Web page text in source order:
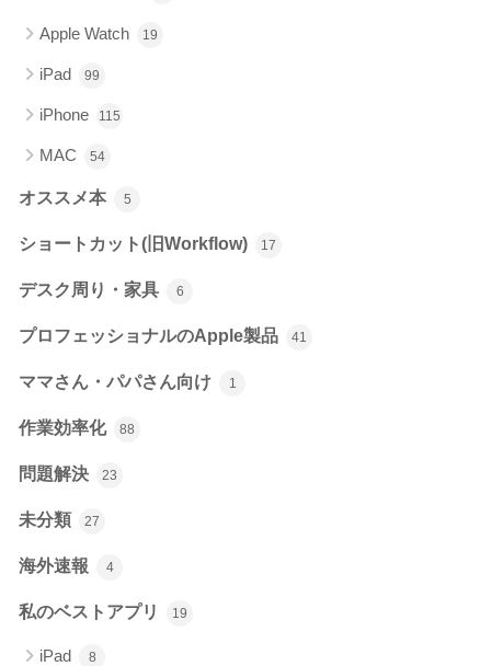
Apple Watch 19
iPad 99
iPhone 115
MAC 54
オススメ本 5
ショートカット(旧Workflow) 17
デスク周り・家具 6
プロフェッショナルのApple製品 41
ママさん・パパさん向け 1
作業効率化 88
問題解決 23
未分類 27
海外速報 4
私のベストアプリ 19
iPad 8